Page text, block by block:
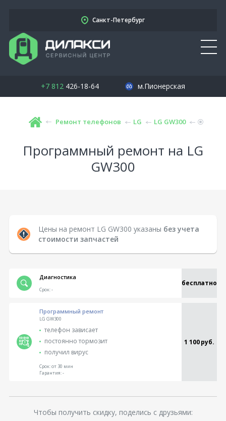
Санкт-Петербург
+7 812426-18-64 м.Пионерская
Ремонт телефонов LG LG GW300
Программный ремонт на LG
GW300
Цены на ремонт LG GW300 указаны без учета
стоимости запчастей
Диагностика
бесплатно
Срок:-
Программный ремонт
LG GW300
телефон зависает
постоянно тормозит
получил вирус
1 100 руб.
Срок:от 30 мин
Гарантия:-
Чтобы получить скидку, поделись с друзьями: